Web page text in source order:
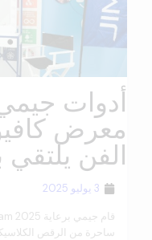
أدوات
الفن
3 يوليو 2025
ساحرة من الرقص